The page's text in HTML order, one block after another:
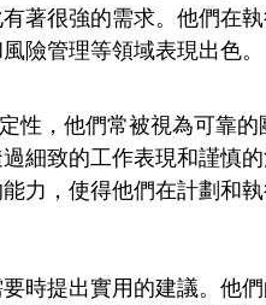
著很強的需求。他們在
險管理等領域表現出色。
性，他們常被視為可靠
細致的工作表現和謹慎
力，使得他們在計劃和
時提出實用的建議。他